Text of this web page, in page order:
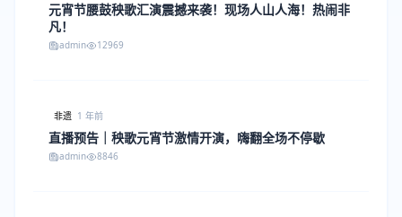
元宵节腰鼓秧歌汇演震撼来袭！现场人山人海！热闹非
凡！
admin 12969
非遗 1 年前
直播预告｜秧歌元宵节激情开演，嗨翻全场不停歇
admin 8846